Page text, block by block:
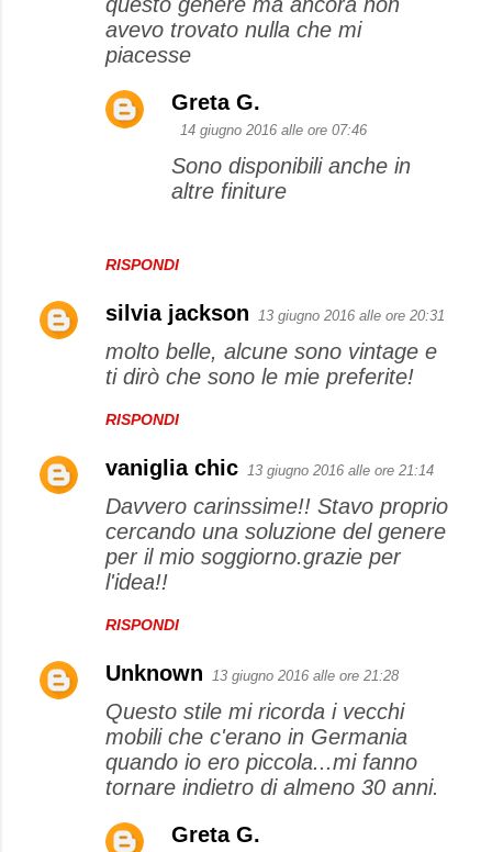
avevo trovato nulla che mi
piacesse
RISPONDI
Greta G.
14 giugno 2016 alle ore 07:46
Sono disponibili anche in
altre finiture
silvia jackson 13 giugno 2016 alle ore 20:31
molto belle, alcune sono vintage e
ti dirò che sono le mie preferite!
RISPONDI
vaniglia chic 13 giugno 2016 alle ore 21:14
Davvero carinssime!! Stavo proprio
cercando una soluzione del genere
per il mio soggiorno.grazie per
l'idea!!
RISPONDI
Unknown 13 giugno 2016 alle ore 21:28
Questo stile mi ricorda i vecchi
mobili che c'erano in Germania
quando io ero piccola...mi fanno
tornare indietro di almeno 30 anni.
Greta G.